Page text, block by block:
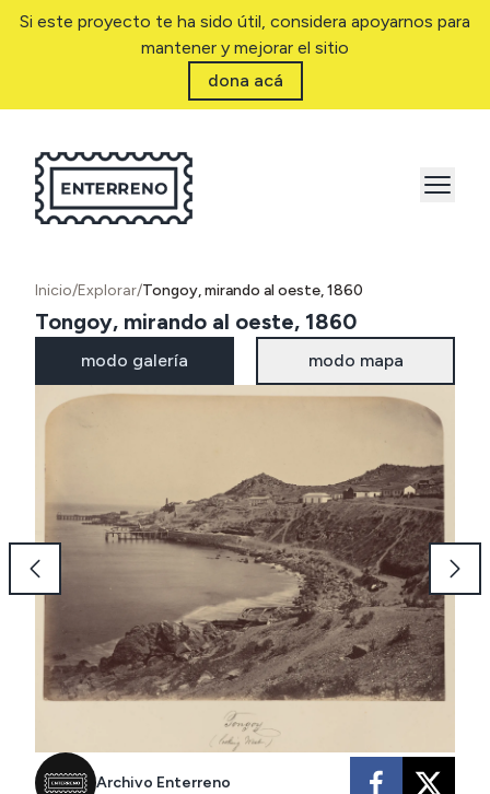
Si este proyecto te ha sido útil, considera apoyarnos para
mantener y mejorar el sitio
dona acá
Inicio/Explorar/Tongoy, mirando al oeste, 1860
Tongoy, mirando al oeste, 1860
modo galería modo mapa
Archivo Enterreno